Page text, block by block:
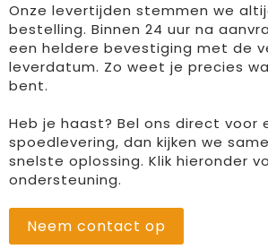
Onze levertijden stemmen we
bestelling. Binnen 24 uur na
een heldere bevestiging met de
leverdatum. Zo weet je precies
bent.
Heb je haast? Bel ons direct voor
spoedlevering, dan kijken we
snelste oplossing. Klik hieronder
ondersteuning.
Neem contact op